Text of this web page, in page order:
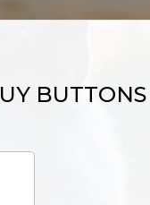
BUTTONS